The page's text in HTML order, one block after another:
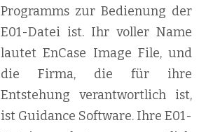
Programms zur Bedienung der
E01-Datei ist. Ihr voller Name
lautet EnCase Image File, und
die Firma, die für ihre
Entstehung verantwortlich ist,
ist Guidance Software. Ihre E01-